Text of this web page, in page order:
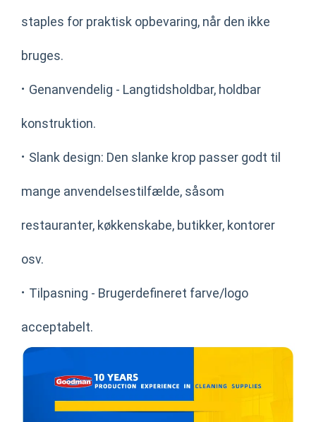
staples for praktisk opbevaring, når den ikke
bruges.
· Genanvendelig - Langtidsholdbar, holdbar
konstruktion.
· Slank design: Den slanke krop passer godt til
mange anvendelsestilfælde, såsom
restauranter, køkkenskabe, butikker, kontorer
osv.
· Tilpasning - Brugerdefineret farve/logo
acceptabelt.